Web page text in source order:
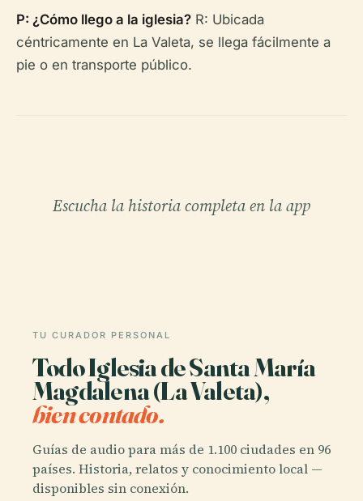
P: ¿Cómo llego a la iglesia? R: Ubicada
céntricamente en La Valeta, se llega fácilmente a
pie o en transporte público.
Escucha la historia completa en la app
TU CURADOR PERSONAL
Todo Iglesia de Santa María
Magdalena (La Valeta),
bien contado.
Guías de audio para más de 1.100 ciudades en 96
países. Historia, relatos y conocimiento local —
disponibles sin conexión.